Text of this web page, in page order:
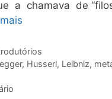
a chamava de
, Husserl, Leibniz,